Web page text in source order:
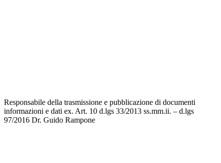
Responsabile della trasmissione e pubblicazione di documenti
informazioni e dati ex. Art. 10 d.lgs 33/2013 ss.mm.ii. – d.lgs
97/2016 Dr. Guido Rampone